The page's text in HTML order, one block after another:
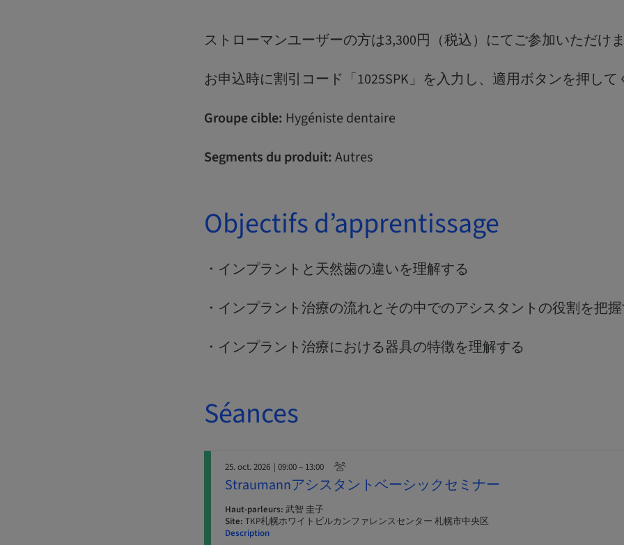
ストローマンユーザーの方は3,300円（税込）にてご参加いただけ
お申込時に割引コード「1025SPK」を入力し、適用ボタンを押して
Groupe cible: Hygéniste dentaire
Segments du produit: Autres
Objectifs d’apprentissage
・インプラントと天然歯の違いを理解する
・インプラント治療の流れとその中でのアシスタントの役割を把
・インプラント治療における器具の特徴を理解する
Séances
25. oct. 2026 | 09:00 – 13:00
Straumannアシスタントベーシックセミナー
Haut-parleurs: 武智 圭子
Site: TKP札幌ホワイトビルカンファレンスセンター 札幌市中央区
Description